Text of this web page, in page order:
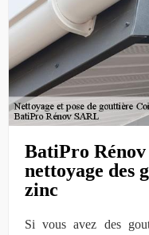
BatiPro
nettoyage des
zinc
Si vous avez des